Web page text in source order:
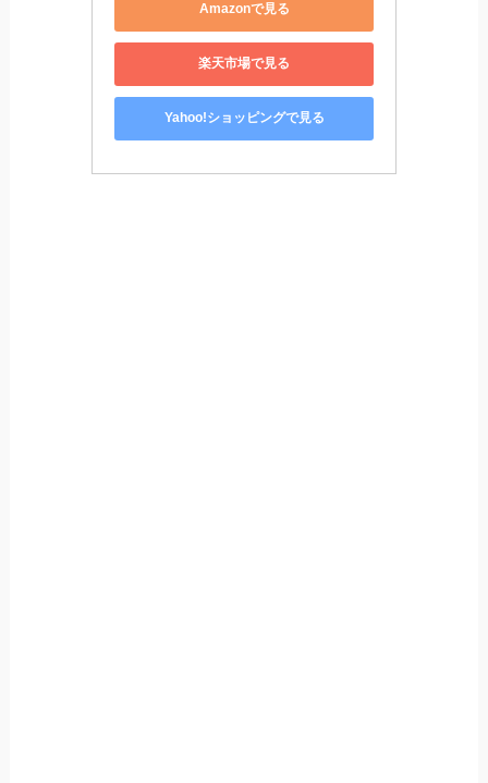
Amazonで見る
楽天市場で見る
Yahoo!ショッピングで見る